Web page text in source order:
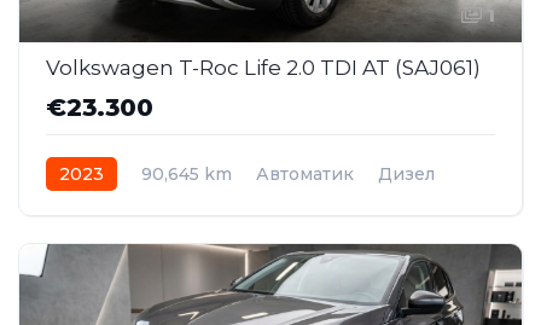
1
Volkswagen T-Roc Life 2.0 TDI AT (SAJ061)
€23.300
2023 90,645 km Автоматик
Дизел